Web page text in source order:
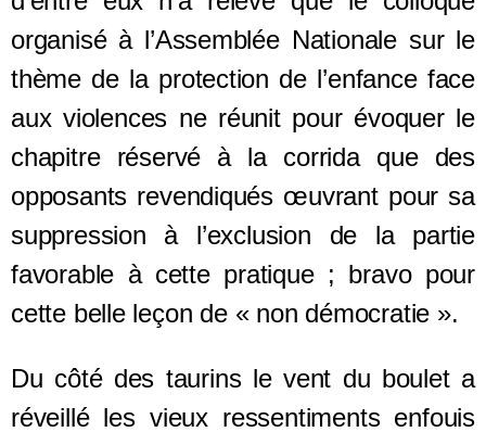
organisé à l’Assemblée Nationale sur le
thème de la protection de l’enfance face
aux violences ne réunit pour évoquer le
chapitre réservé à la corrida que des
opposants revendiqués œuvrant pour sa
suppression à l’exclusion de la partie
favorable à cette pratique ; bravo pour
cette belle leçon de « non démocratie ».
Du côté des taurins le vent du boulet a
réveillé les vieux ressentiments enfouis